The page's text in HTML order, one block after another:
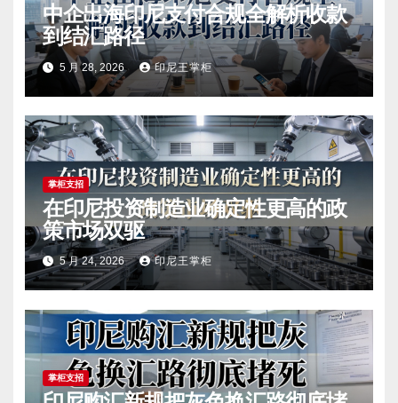
中企出海印尼支付合规全解析收款
到结汇路径
5 月 28, 2026 印尼王掌柜
掌柜支招
在印尼投资制造业确定性更高的政
策市场双驱
5 月 24, 2026 印尼王掌柜
掌柜支招